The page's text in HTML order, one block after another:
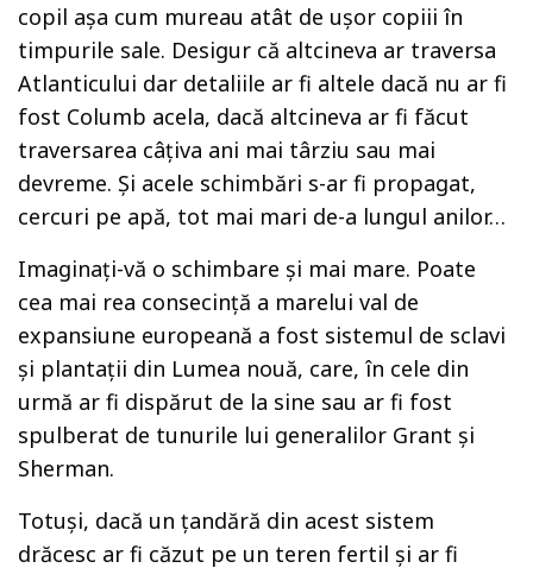
copil așa cum mureau atât de ușor copiii în
timpurile sale. Desigur că altcineva ar traversa
Atlanticului dar detaliile ar fi altele dacă nu ar fi
fost Columb acela, dacă altcineva ar fi făcut
traversarea câțiva ani mai târziu sau mai
devreme. Și acele schimbări s-ar fi propagat,
cercuri pe apă, tot mai mari de-a lungul anilor…
Imaginați-vă o schimbare și mai mare. Poate
cea mai rea consecință a marelui val de
expansiune europeană a fost sistemul de sclavi
și plantații din Lumea nouă, care, în cele din
urmă ar fi dispărut de la sine sau ar fi fost
spulberat de tunurile lui generalilor Grant și
Sherman.
Totuși, dacă un țandără din acest sistem
drăcesc ar fi căzut pe un teren fertil și ar fi